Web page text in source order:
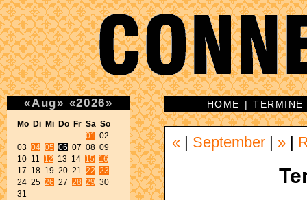
«Aug» «2026»
Mo Di Mi Do Fr Sa So
01
02
03 04 05 06 07 08 09
10 11 12 13 14 15
16
17 18 19 20 21 22 23
24 25 26 27 28 29 30
31
HOME |TERMINE
« September »